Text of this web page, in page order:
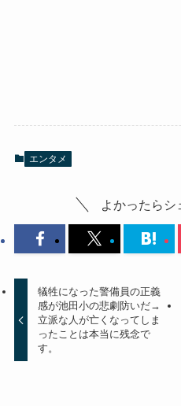
エンタメ
よかったらシ
犠牲になった警備員の正義
感が池田小の悲劇防いだ→
立派な人が亡くなってしま
ったことは本当に残念で
す。